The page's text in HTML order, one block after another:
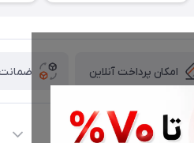
امکان پرداخت آنلاین ضمانت